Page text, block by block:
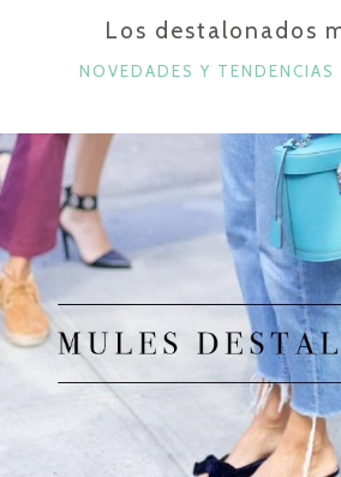
Los destalonados
CATEGORÍAS
NOVEDADES Y TENDENCIAS